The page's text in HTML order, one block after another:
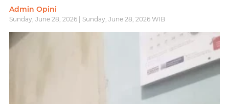
Admin Opini
Sunday, June 28, 2026 | Sunday, June 28, 2026 WIB